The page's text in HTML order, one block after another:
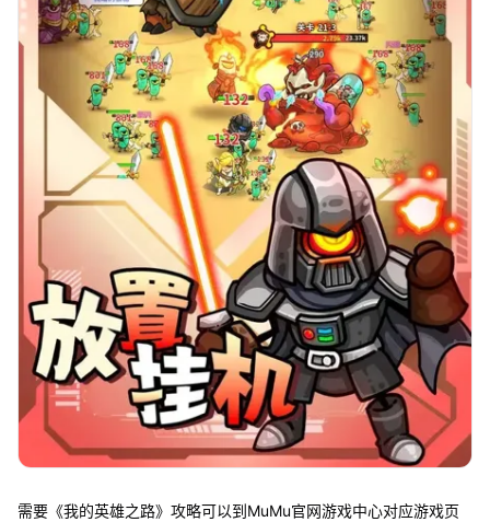
需要《我的英雄之路》攻略可以到MuMu官网游戏中心对应游戏页